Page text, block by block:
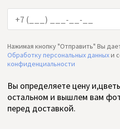
Нажимая кнопку "Отправить" Вы
Обработку персональных данныхи
конфиденциальности
Вы определяете цену
остальном и вышлем вам
перед доставкой.